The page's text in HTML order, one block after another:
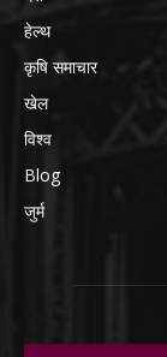
हेल्थ
कृषि समाचार
खेल
विश्व
Blog
जुर्म